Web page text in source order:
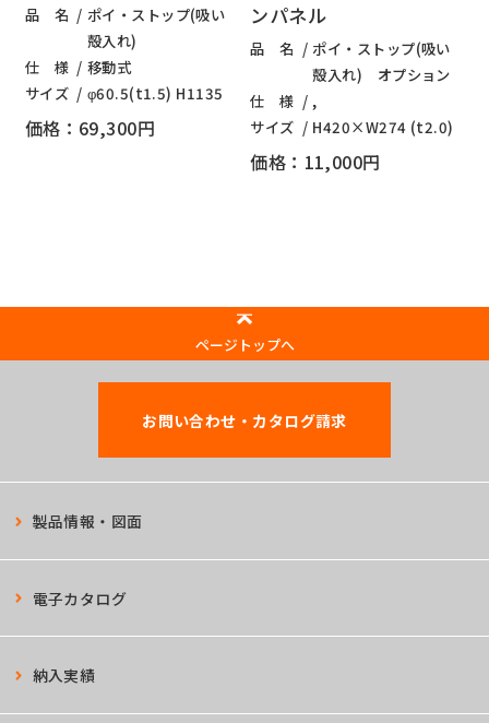
品 名
ポイ・ストップ(吸い
殻入れ)
仕 様
移動式
サイズ
φ60.5(t1.5) H1135
価格：69,300円
ンパネル
品 名
ポイ・ストップ(吸い
殻入れ) オプション
仕 様
,
サイズ
H420×W274 (t2.0)
価格：11,000円
ページトップへ
製品情報・図面
電子カタログ
納入実績
お問い合わせ・カタログ請求